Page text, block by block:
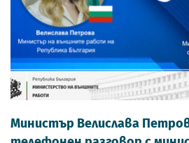
Министър Велислава